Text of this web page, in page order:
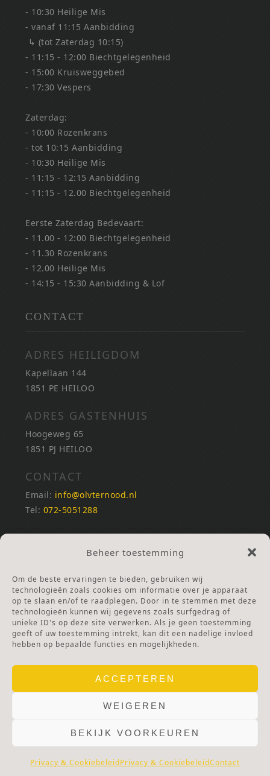
Beheer toestemming
Om de beste ervaringen te bieden, gebruiken wij
technologieën zoals cookies om informatie over je apparaat
op te slaan en/of te raadplegen. Door in te stemmen met deze
technologieën kunnen wij gegevens zoals surfgedrag of
unieke ID's op deze site verwerken. Als je geen toestemming
geeft of uw toestemming intrekt, kan dit een nadelige invloed
hebben op bepaalde functies en mogelijkheden.
ACCEPTEREN
WEIGEREN
BEKIJK VOORKEUREN
Privacy & CookiebeleidPrivacy & CookiebeleidContact
- 10:30 Heilige Mis
- vanaf 11:15 Aanbidding
↳ (tot Zaterdag 10:15)
- 11:15 - 12:00 Biechtgelegenheid
- 15:00 Kruisweggebed
- 17:30 Vespers
Zaterdag:
- 10:00 Rozenkrans
- tot 10:15 Aanbidding
- 10:30 Heilige Mis
- 11:15 - 12:15 Aanbidding
- 11:15 - 12.00 Biechtgelegenheid
Eerste Zaterdag Bedevaart:
- 11.00 - 12:00 Biechtgelegenheid
- 11.30 Rozenkrans
- 12.00 Heilige Mis
- 14:15 - 15:30 Aanbidding & Lof
CONTACT
ADRES HEILIGDOM
Kapellaan 144
1851 PE HEILOO
ADRES GASTENHUIS
Hoogeweg 65
1851 PJ HEILOO
CONTACT
Email: info@olvternood.nl
Tel: 072-5051288
REKENINGNUMMERS
NL25INGB0000672168
Ga naar Doneren
ANBI Stichting
RSIN nummer:002832987
© 2025 OLV TER NOOD. WEBSITE. PRIVACY & COOKIES.
DISCLAIMER. AVG PROTOCOL.